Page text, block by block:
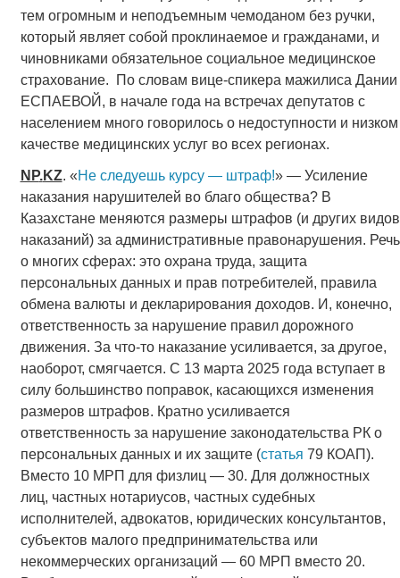
тем огромным и неподъемным чемоданом без ручки,
который являет собой проклинаемое и гражданами, и
чиновниками обязательное социальное медицинское
страхование. По словам вице-спикера мажилиса Дании
ЕСПАЕВОЙ, в начале года на встречах депутатов с
населением много говорилось о недоступности и низком
качестве медицинских услуг во всех регионах.
NP.KZ. «Не следуешь курсу — штраф!» — Усиление
наказания нарушителей во благо общества? В
Казахстане меняются размеры штрафов (и других видов
наказаний) за административные правонарушения. Речь
о многих сферах: это охрана труда, защита
персональных данных и прав потребителей, правила
обмена валюты и декларирования доходов. И, конечно,
ответственность за нарушение правил дорожного
движения. За что-то наказание усиливается, за другое,
наоборот, смягчается. С 13 марта 2025 года вступает в
силу большинство поправок, касающихся изменения
размеров штрафов. Кратно усиливается
ответственность за нарушение законодательства РК о
персональных данных и их защите (статья 79 КОАП).
Вместо 10 МРП для физлиц — 30. Для должностных
лиц, частных нотариусов, частных судебных
исполнителей, адвокатов, юридических консультантов,
субъектов малого предпринимательства или
некоммерческих организаций — 60 МРП вместо 20.